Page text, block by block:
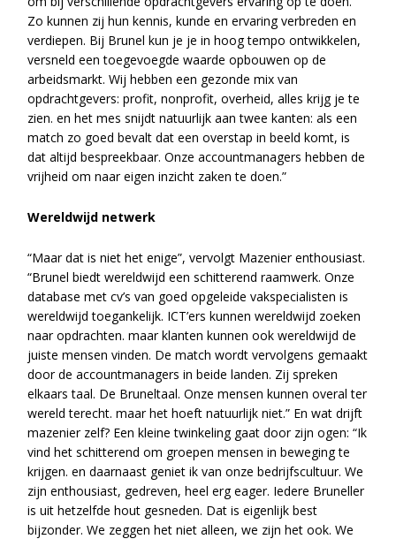
Zo kunnen zij hun kennis, kunde en ervaring verbreden en
verdiepen. Bij Brunel kun je je in hoog tempo ontwikkelen,
versneld een toegevoegde waarde opbouwen op de
arbeidsmarkt. Wij hebben een gezonde mix van
opdrachtgevers: profit, nonprofit, overheid, alles krijg je te
zien. en het mes snijdt natuurlijk aan twee kanten: als een
match zo goed bevalt dat een overstap in beeld komt, is
dat altijd bespreekbaar. Onze accountmanagers hebben de
vrijheid om naar eigen inzicht zaken te doen.”
Wereldwijd netwerk
“Maar dat is niet het enige”, vervolgt Mazenier enthousiast.
“Brunel biedt wereldwijd een schitterend raamwerk. Onze
database met cv’s van goed opgeleide vakspecialisten is
wereldwijd toegankelijk. ICT’ers kunnen wereldwijd zoeken
naar opdrachten. maar klanten kunnen ook wereldwijd de
juiste mensen vinden. De match wordt vervolgens gemaakt
door de accountmanagers in beide landen. Zij spreken
elkaars taal. De Bruneltaal. Onze mensen kunnen overal ter
wereld terecht. maar het hoeft natuurlijk niet.” En wat drijft
mazenier zelf? Een kleine twinkeling gaat door zijn ogen: “Ik
vind het schitterend om groepen mensen in beweging te
krijgen. en daarnaast geniet ik van onze bedrijfscultuur. We
zijn enthousiast, gedreven, heel erg eager. Iedere Bruneller
is uit hetzelfde hout gesneden. Dat is eigenlijk best
bijzonder. We zeggen het niet alleen, we zijn het ook. We